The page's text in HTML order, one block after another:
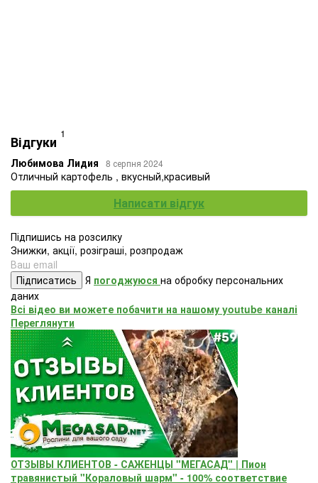
Відгуки 1
Любимова Лидия 8 серпня 2024
Отличный картофель , вкусный,красивый
Написати відгук
Підпишись на розсилку
Знижки, акції, розіграші, розпродаж
Підписатись Я погоджуюся на обробку персональних
даних
Всі відео ви можете побачити на нашому youtube каналі
Переглянути
ОТЗЫВЫ КЛИЕНТОВ - САЖЕНЦЫ "МЕГАСАД" | Пион
травянистый "Кораловый шарм" - 100% соответствие